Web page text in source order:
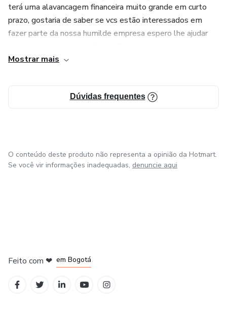
terá uma alavancagem financeira muito grande em curto
prazo, gostaria de saber se vcs estão interessados em
fazer parte da nossa humilde empresa espero lhe ajudar
equipe.
Agradecido 😉
Mostrar mais
Dúvidas frequentes
O conteúdo deste produto não representa a opinião da Hotmart.
Se você vir informações inadequadas, denuncie aqui
Feito com ❤ em Bogotá